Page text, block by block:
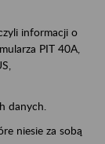
informacji o
PIT 40A,
danych.
niesie za sobą